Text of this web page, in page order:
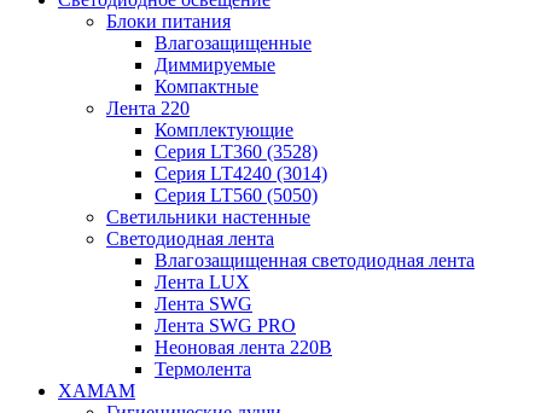
Блоки питания
Влагозащищенные
Диммируемые
Компактные
Лента 220
Комплектующие
Серия LT360 (3528)
Серия LT4240 (3014)
Серия LT560 (5050)
Светильники настенные
Светодиодная лента
Влагозащищенная светодиодная лента
Лента LUX
Лента SWG
Лента SWG PRO
Неоновая лента 220В
Термолента
ХАМАМ